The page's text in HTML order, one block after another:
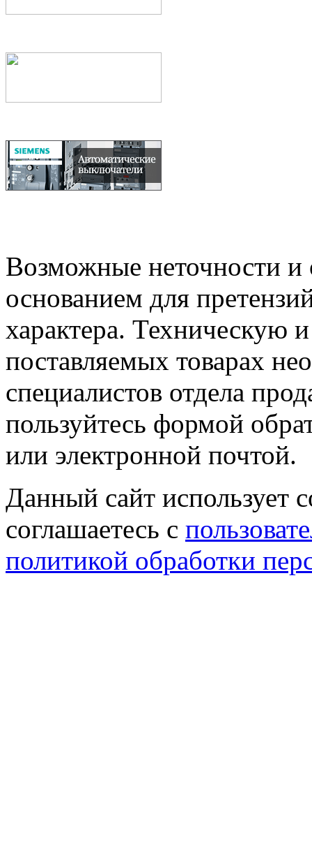
Возможные неточности и
основанием для
характера.
поставляемых товарах
специалистов отдела
пользуйтесь формой
или электронной почтой.
Данный сайт использует
соглашаетесь с
политикой обработки